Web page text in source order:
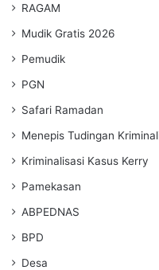
RAGAM
Mudik Gratis 2026
Pemudik
PGN
Safari Ramadan
Menepis Tudingan
Kriminalisasi Kasus Kerry
Pamekasan
ABPEDNAS
BPD
Desa